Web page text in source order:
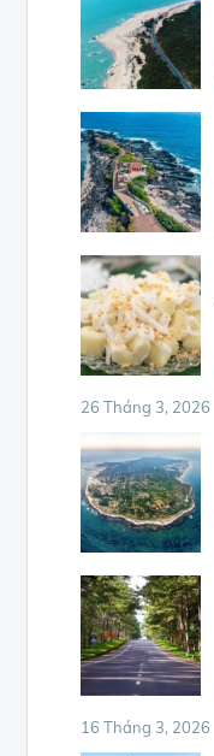
26 Tháng 3, 2026
16 Tháng 3, 2026